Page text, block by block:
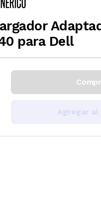
para Dell
Agregar